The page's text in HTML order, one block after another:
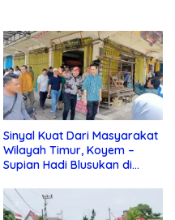
Sinyal Kuat Dari Masyarakat
Wilayah Timur, Koyem –
Supian Hadi Blusukan di